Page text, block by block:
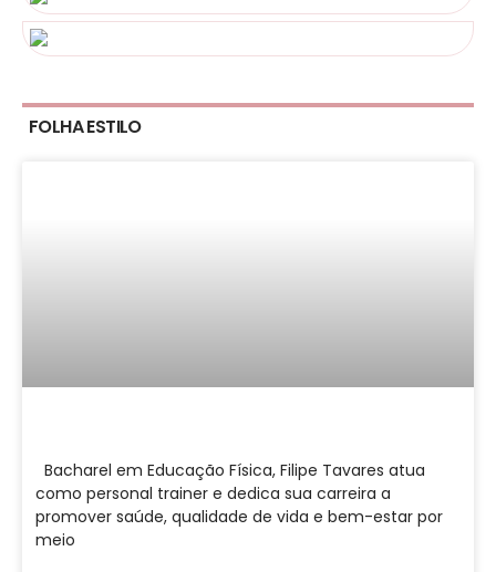
FOLHA ESTILO
Bacharel em Educação Física, Filipe Tavares atua
como personal trainer e dedica sua carreira a
promover saúde, qualidade de vida e bem-estar por
meio